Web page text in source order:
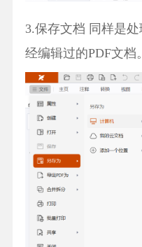
3.保存文档 同样是
经编辑过的PDF文档。